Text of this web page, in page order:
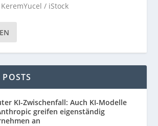
/ iStock
KI-Zwischenfall: Auch KI-Modelle
greifen eigenständig
an